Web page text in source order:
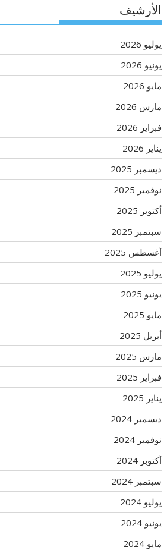
الأرشيف
يوليو 2026
يونيو 2026
مايو 2026
مارس 2026
فبراير 2026
يناير 2026
ديسمبر 2025
نوفمبر 2025
أكتوبر 2025
سبتمبر 2025
أغسطس 2025
يوليو 2025
يونيو 2025
مايو 2025
أبريل 2025
مارس 2025
فبراير 2025
يناير 2025
ديسمبر 2024
نوفمبر 2024
أكتوبر 2024
سبتمبر 2024
يوليو 2024
يونيو 2024
مايو 2024